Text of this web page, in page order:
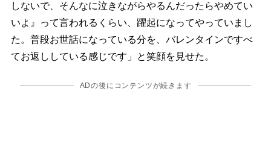
しないで、そんなに泣きながらやるんだったらやめてい
いよ』って言われるくらい、躍起になってやっていまし
た。普段お世話になっている分を、バレンタインですべ
てお返ししている感じです」と笑顔を見せた。
ADの後にコンテンツが続きます